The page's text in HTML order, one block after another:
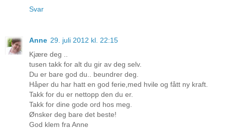
Svar
Anne 29. juli 2012 kl. 22:15
Kjære deg ..
tusen takk for alt du gir av deg selv.
Du er bare god du.. beundrer deg.
Håper du har hatt en god ferie,med hvile og fått ny kraft.
Takk for du er nettopp den du er.
Takk for dine gode ord hos meg.
Ønsker deg bare det beste!
God klem fra Anne